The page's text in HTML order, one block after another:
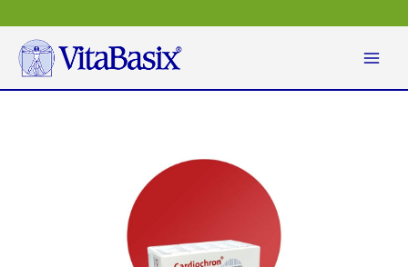
al
contenuto